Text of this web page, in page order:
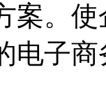
案。
电子